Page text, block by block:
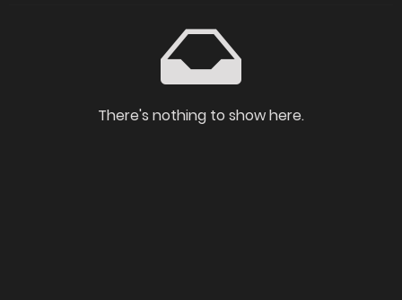
There's nothing to show here.